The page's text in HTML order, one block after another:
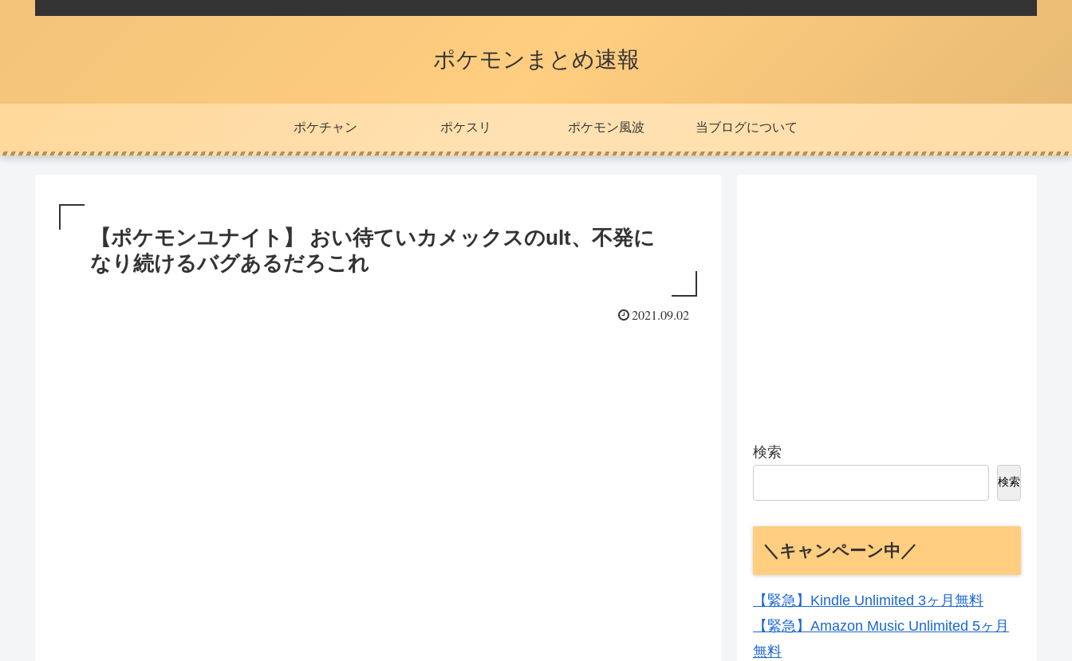
ポケモンまとめ速報
ポケチャン ポケスリ ポケモン風波 当ブログについて
【ポケモンユナイト】 おい待ていカメックスのult、不発に
なり続けるバグあるだろこれ
2021.09.02
検索
検索
＼キャンペーン中／
【緊急】Kindle Unlimited 3ヶ月無料
【緊急】Amazon Music Unlimited 5ヶ月
無料